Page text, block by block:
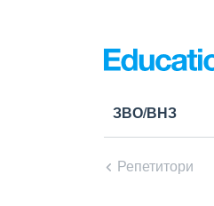
ЗВО/ВНЗ
Репетитори